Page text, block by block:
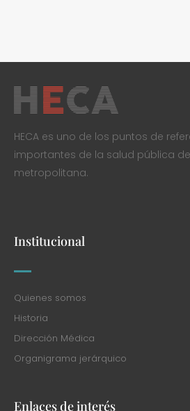
HECA es uno de los puntos de
importantes de la salud pública
metropolitana.
Institucional
Quienes somos
Historia
Dirección Médica
Organigrama jerárquico
Enlaces de interés